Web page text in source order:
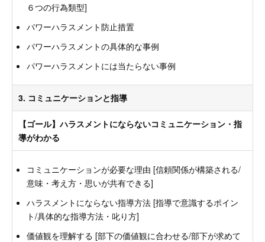
６つの行為類型]
パワーハラスメント防止措置
パワーハラスメントの具体的な事例
パワーハラスメントには当たらない事例
3. コミュニケーションと指導
【ゴール】ハラスメントにならないコミュニケーション・指
導がわかる
コミュニケーションが必要な理由 [信頼関係が構築される/
意味・考え方・思いが共有できる]
ハラスメントにならない指導方法 [指導で意識するポイン
ト/具体的な指導方法・叱り方]
価値観を理解する [部下の価値観に合わせる/部下が求めて